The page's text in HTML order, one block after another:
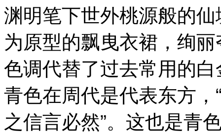
渊明笔下世外桃源般的
为原型的飘曳衣裙，绚
色调代替了过去常用的
青色在周代是代表东方
之信言必然”。这也是青